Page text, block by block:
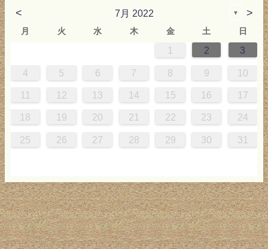
< 7月 2022 ▼ >
月 火 水 木 金 土 日
1 2 3
4 5 6 7 8 9 10
11 12 13 14 15 16 17
18 19 20 21 22 23 24
25 26 27 28 29 30 31